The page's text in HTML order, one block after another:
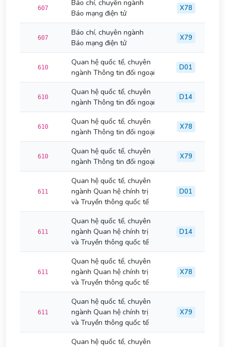
607
Báo chí, chuyên ngành
Báo mạng điện tử
X78
607
Báo chí, chuyên ngành
Báo mạng điện tử
X79
610
Quan hệ quốc tế, chuyên
ngành Thông tin đối ngoại
D01
610
Quan hệ quốc tế, chuyên
ngành Thông tin đối ngoại
D14
610
Quan hệ quốc tế, chuyên
ngành Thông tin đối ngoại
X78
610
Quan hệ quốc tế, chuyên
ngành Thông tin đối ngoại
X79
611
Quan hệ quốc tế, chuyên
ngành Quan hệ chính trị
và Truyền thông quốc tế
D01
611
Quan hệ quốc tế, chuyên
ngành Quan hệ chính trị
và Truyền thông quốc tế
D14
611
Quan hệ quốc tế, chuyên
ngành Quan hệ chính trị
và Truyền thông quốc tế
X78
611
Quan hệ quốc tế, chuyên
ngành Quan hệ chính trị
và Truyền thông quốc tế
X79
Quan hệ quốc tế, chuyên